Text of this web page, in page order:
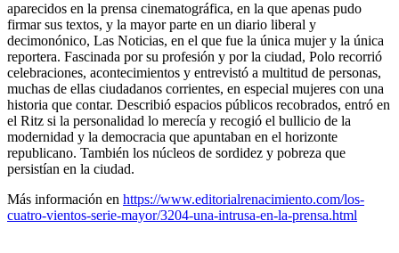
aparecidos en la prensa cinematográfica, en la que apenas pudo
firmar sus textos, y la mayor parte en un diario liberal y
decimonónico, Las Noticias, en el que fue la única mujer y la única
reportera. Fascinada por su profesión y por la ciudad, Polo recorrió
celebraciones, acontecimientos y entrevistó a multitud de personas,
muchas de ellas ciudadanos corrientes, en especial mujeres con una
historia que contar. Describió espacios públicos recobrados, entró en
el Ritz si la personalidad lo merecía y recogió el bullicio de la
modernidad y la democracia que apuntaban en el horizonte
republicano. También los núcleos de sordidez y pobreza que
persistían en la ciudad.
Más información en https://www.editorialrenacimiento.com/los-
cuatro-vientos-serie-mayor/3204-una-intrusa-en-la-prensa.html